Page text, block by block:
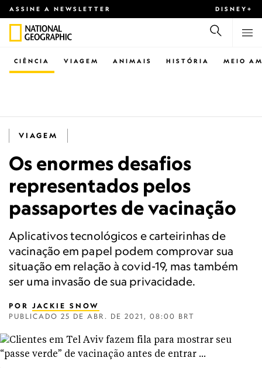
ASSINE A NEWSLETTER DISNEY+
CIÊNCIA VIAGEM ANIMAIS HISTÓRIA MEIO
VIAGEM
Os enormes desafios
representados pelos
passaportes de vacinação
Aplicativos tecnológicos e carteirinhas de
vacinação em papel podem comprovar sua
situação em relação à covid-19, mas também
ser uma invasão de sua privacidade.
POR JACKIE SNOW
PUBLICADO 25 DE ABR. DE 2021, 08:00 BRT